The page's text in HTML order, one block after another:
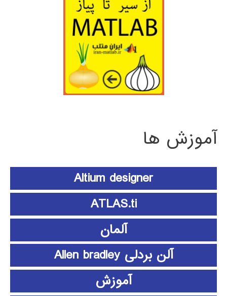
آموزش ها
Altium designer
ATLAS.ti
آلمان
آلن بردلی Allen bradley
آموزش